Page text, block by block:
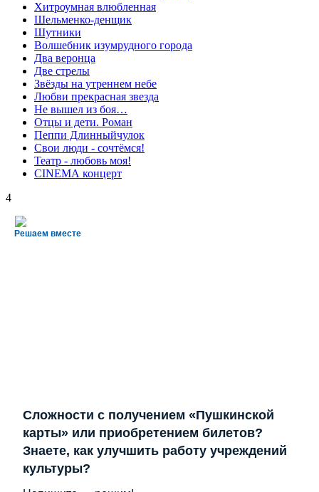
Хитроумная влюбленная
Шельменко-денщик
Шутники
Волшебник изумрудного города
Два веронца
Две стрелы
Звёзды на утреннем небе
Любви прекрасная звезда
Не вышел из боя…
Отцы и дети. Роман
Пеппи Длинныйчулок
Свои люди - сочтёмся!
Театр - любовь моя!
СINЕМА концерт
4
Решаем вместе
Сложности с получением «Пушкинской
карты» или приобретением билетов?
Знаете, как улучшить работу учреждений
культуры?